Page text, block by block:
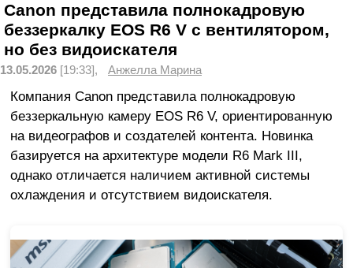
Canon представила полнокадровую
беззеркалку EOS R6 V с вентилятором,
но без видоискателя
13.05.2026 [19:33], Анжелла Марина
Компания Canon представила полнокадровую
беззеркальную камеру EOS R6 V, ориентированную
на видеографов и создателей контента. Новинка
базируется на архитектуре модели R6 Mark III,
однако отличается наличием активной системы
охлаждения и отсутствием видоискателя.